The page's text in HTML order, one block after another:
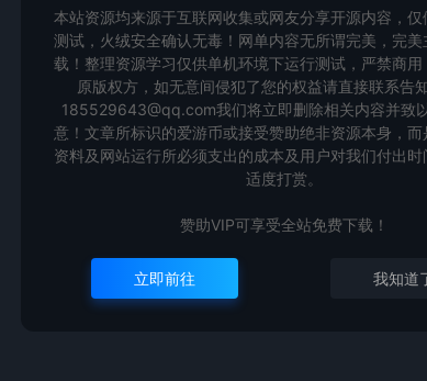
本站资源均来源于互联网收集或网友分享开源内容，仅
测试，火绒安全确认无毒！网单内容无所谓完美，完美
载！整理资源学习仅供单机环境下运行测试，严禁商用
原版权方，如无意间侵犯了您的权益请直接联系告
185529643@qq.com我们将立即删除相关内容并致
意！文章所标识的爱游币或接受赞助绝非资源本身，而
资料及网站运行所必须支出的成本及用户对我们付出时
适度打赏。
赞助VIP可享受全站免费下载！
立即前往 我知道